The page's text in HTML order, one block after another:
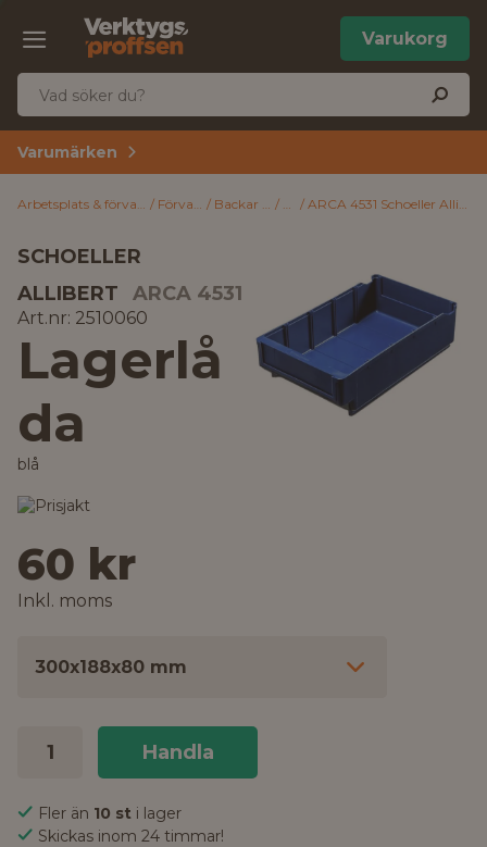
Varukorg
Varumärken
Arbetsplats & förvaring Förvaring Backar & lådor LådorARCA 4531 Schoeller Allibert Lagerlåda blå 300x188x80 mm
SCHOELLER
ALLIBERT
ARCA 4531
Art.nr: 2510060
Lagerlå
da
blå
60 kr
Inkl. moms
300x188x80 mm
Handla
Fler än 10 st i lager
Skickas inom 24 timmar!